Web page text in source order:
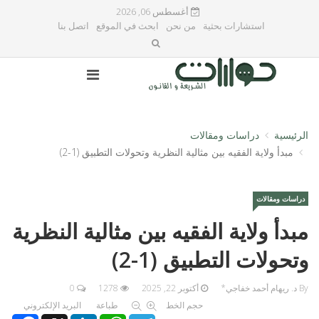
أغسطس 06, 2026
استشارات بحثية
من نحن ابحث في الموقع اتصل بنا
الرئيسية
دراسات ومقالات
مبدأ ولاية الفقيه بين مثالية النظرية وتحولات التطبيق (1-2)
دراسات ومقالات
مبدأ ولاية الفقيه بين مثالية النظرية
وتحولات التطبيق (1-2)
By د. ريهام أحمد خفاجي* أكتوبر 22, 2025
0
حجم الخط
طباعة
البريد الإلكتروني